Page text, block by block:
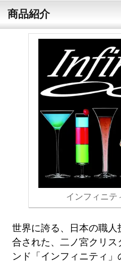
商品紹介
インフィニテ
世界に誇る、日本の職
合された、二ノ宮クリ
ンド「インフィニティ